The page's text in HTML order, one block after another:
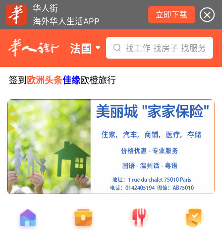
华人街
海外华人生活APP
立即下载
法国 找工作 找房子 找服务
签到 欧洲头条佳缘欧橙旅行